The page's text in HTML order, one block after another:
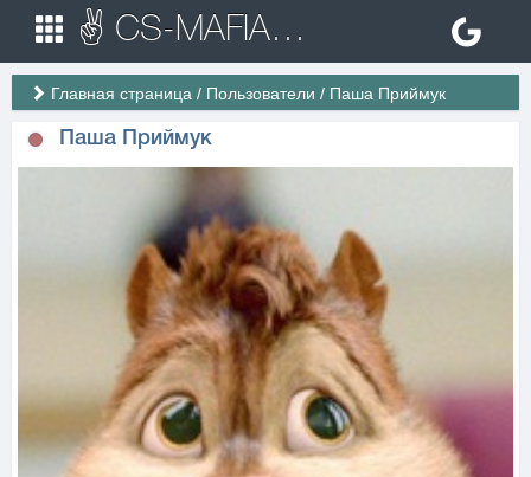
✌ CS-MAFIA.RU ✌ Игровые сервера Counter Strike 1.6
Главная страница / Пользователи / Паша Приймук
Паша Приймук